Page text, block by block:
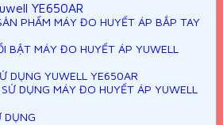
YE650AR
PHẨM MÁY ĐO HUYẾT ÁP BẮP TAY
BẬT MÁY ĐO HUYẾT ÁP YUWELL
DỤNG YUWELL YE650AR
DỤNG MÁY ĐO HUYẾT ÁP YUWELL
DỤNG